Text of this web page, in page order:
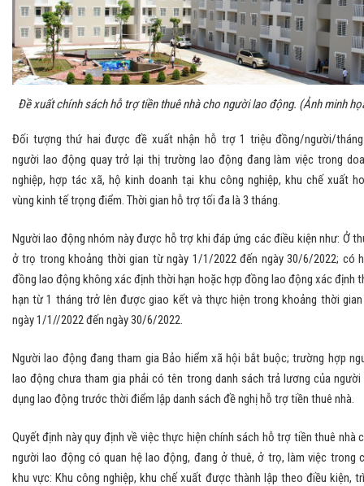
Đề xuất chính sách hỗ trợ tiền thuê nhà cho người lao động. (Ảnh minh
Đối tượng thứ hai được đề xuất nhận hỗ trợ 1 triệu đồng/người/
người lao động quay trở lại thị trường lao động đang làm việc trong
nghiệp, hợp tác xã, hộ kinh doanh tại khu công nghiệp, khu chế xuất
vùng kinh tế trọng điểm. Thời gian hỗ trợ tối đa là 3 tháng.
Người lao động nhóm này được hỗ trợ khi đáp ứng các điều kiện như: Ở
ở trọ trong khoảng thời gian từ ngày 1/1/2022 đến ngày 30/6/2022; có
đồng lao động không xác định thời hạn hoặc hợp đồng lao động xác định
hạn từ 1 tháng trở lên được giao kết và thực hiện trong khoảng thời
ngày 1/1//2022 đến ngày 30/6/2022.
Người lao động đang tham gia Bảo hiểm xã hội bắt buộc; trường hợp
lao động chưa tham gia phải có tên trong danh sách trả lương của
dụng lao động trước thời điểm lập danh sách đề nghị hỗ trợ tiền thuê nhà.
Quyết định này quy định về việc thực hiện chính sách hỗ trợ tiền thuê nhà
người lao động có quan hệ lao động, đang ở thuê, ở trọ, làm việc trong
khu vực: Khu công nghiệp, khu chế xuất được thành lập theo điều kiện,